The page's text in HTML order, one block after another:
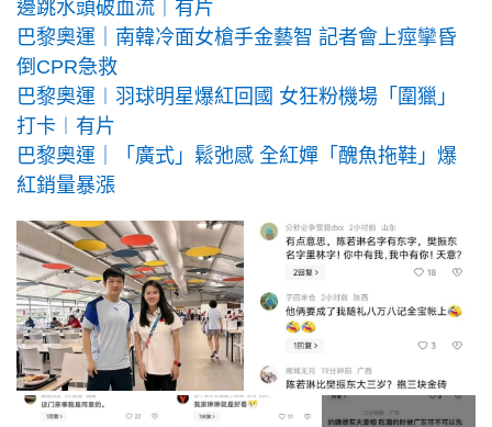
邊跳水頭破血流｜有片
巴黎奧運｜南韓冷面女槍手金藝智 記者會上痙攣昏
倒CPR急救
巴黎奧運︱羽球明星爆紅回國 女狂粉機場「圍獵」
打卡︱有片
巴黎奧運｜「廣式」鬆弛感 全紅嬋「醜魚拖鞋」爆
紅銷量暴漲